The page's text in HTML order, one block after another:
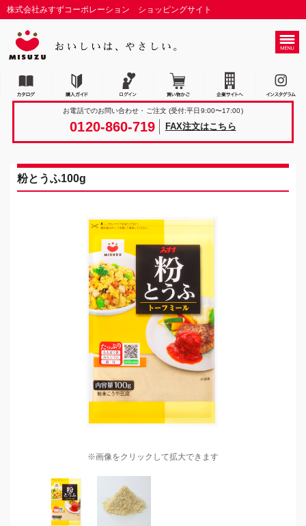
株式会社みすずコーポレーション ショッピングサイト
お電話でのお問い合わせ・ご注文 (受付:平日9:00〜17:00)
0120-860-719 FAX注文はこちら
粉とうふ100g
※画像をクリックして拡大できます